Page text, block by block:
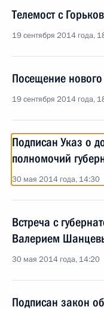
Телемост с
19 сентября 2014 года,
Посещение
19 сентября 2014 года,
Подписан Указ о
полномочий
30 мая 2014 года, 14:30
Встреча с
Валерием
30 мая 2014 года, 14:20
Подписан закон